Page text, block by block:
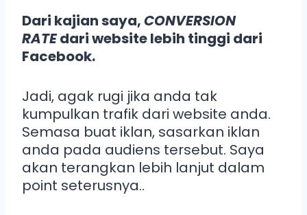
Dari kajian saya,CONVERSION
RATEdari website lebih tinggi dari
Facebook.
Jadi, agak rugi jika anda tak
kumpulkan trafik dari website anda.
Semasa buat iklan, sasarkan iklan
anda pada audiens tersebut. Saya
akan terangkan lebih lanjut dalam
point seterusnya..